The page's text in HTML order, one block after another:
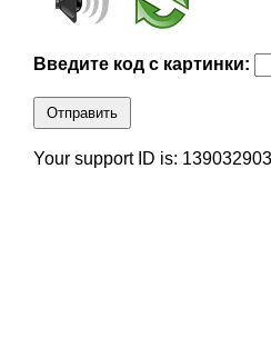
Введите код с картинки:
Отправить
Your support ID is: